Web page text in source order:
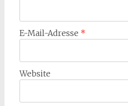
E-Mail-Adresse *
Website